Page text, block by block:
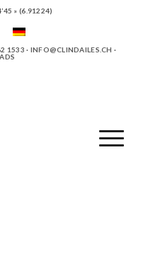
» (6.91224)
1533 · INFO@CLINDAILES.CH ·